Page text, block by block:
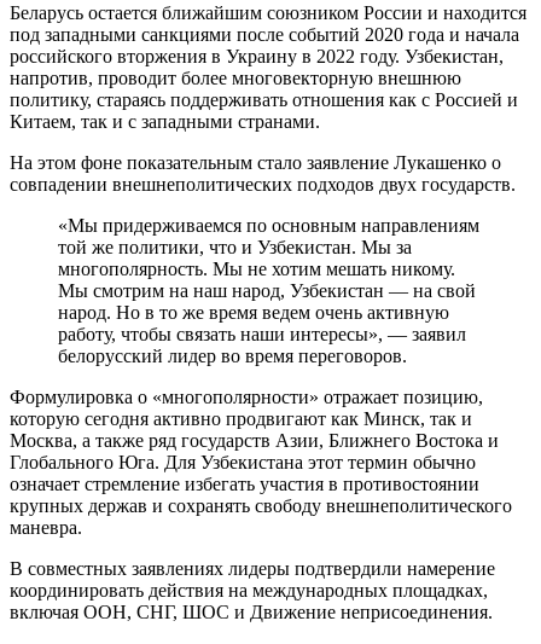
Беларусь остается ближайшим союзником России и находится
под западными санкциями после событий 2020 года и начала
российского вторжения в Украину в 2022 году. Узбекистан,
напротив, проводит более многовекторную внешнюю
политику, стараясь поддерживать отношения как с Россией и
Китаем, так и с западными странами.
На этом фоне показательным стало заявление Лукашенко о
совпадении внешнеполитических подходов двух государств.
«Мы придерживаемся по основным направлениям
той же политики, что и Узбекистан. Мы за
многополярность. Мы не хотим мешать никому.
Мы смотрим на наш народ, Узбекистан — на свой
народ. Но в то же время ведем очень активную
работу, чтобы связать наши интересы», — заявил
белорусский лидер во время переговоров.
Формулировка о «многополярности» отражает позицию,
которую сегодня активно продвигают как Минск, так и
Москва, а также ряд государств Азии, Ближнего Востока и
Глобального Юга. Для Узбекистана этот термин обычно
означает стремление избегать участия в противостоянии
крупных держав и сохранять свободу внешнеполитического
маневра.
В совместных заявлениях лидеры подтвердили намерение
координировать действия на международных площадках,
включая ООН, СНГ, ШОС и Движение неприсоединения.